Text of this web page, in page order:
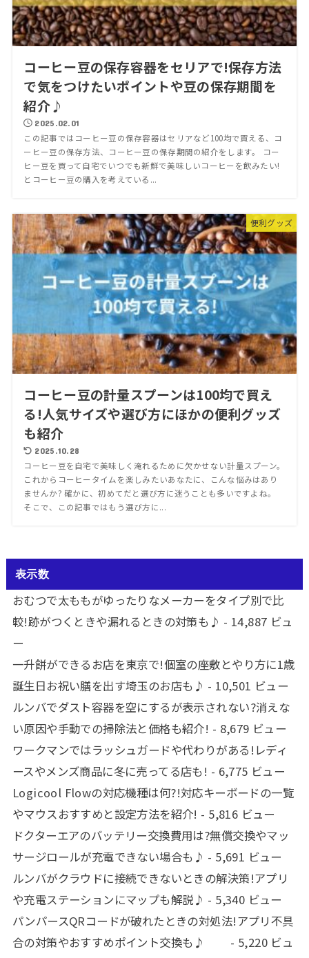
コーヒー豆の保存容器をセリアで!保存方法
で気をつけたいポイントや豆の保存期間を
紹介♪
2025.02.01
この記事ではコーヒー豆の保存容器はセリアなど100均で買える、コ
ーヒー豆の保存方法、コーヒー豆の保存期間の紹介をします。 コー
ヒー豆を買って自宅でいつでも新鮮で美味しいコーヒーを飲みたい!
とコーヒー豆の購入を考えている...
便利グッズ
コーヒー豆の計量スプーンは100均で買え
る!人気サイズや選び方にほかの便利グッズ
も紹介
2025.10.28
コーヒー豆を自宅で美味しく淹れるために欠かせない計量スプーン。
これからコーヒータイムを楽しみたいあなたに、こんな悩みはあり
ませんか? 確かに、初めてだと選び方に迷うことも多いですよね。
そこで、この記事ではもう選び方に...
表示数
おむつで太ももがゆったりなメーカーをタイプ別で比
較!跡がつくときや漏れるときの対策も♪ - 14,887 ビュ
ー
一升餅ができるお店を東京で!個室の座敷とやり方に1歳
誕生日お祝い膳を出す埼玉のお店も♪ - 10,501 ビュー
ルンバでダスト容器を空にするが表示されない?消えな
い原因や手動での掃除法と価格も紹介! - 8,679 ビュー
ワークマンではラッシュガードや代わりがある!レディ
ースやメンズ商品に冬に売ってる店も! - 6,775 ビュー
Logicool Flowの対応機種は何?!対応キーボードの一覧
やマウスおすすめと設定方法を紹介! - 5,816 ビュー
ドクターエアのバッテリー交換費用は?無償交換やマッ
サージロールが充電できない場合も♪ - 5,691 ビュー
ルンバがクラウドに接続できないときの解決策!アプリ
や充電ステーションにマップも解説♪ - 5,340 ビュー
パンパースQRコードが破れたときの対処法!アプリ不具
合の対策やおすすめポイント交換も♪
- 5,220 ビュ